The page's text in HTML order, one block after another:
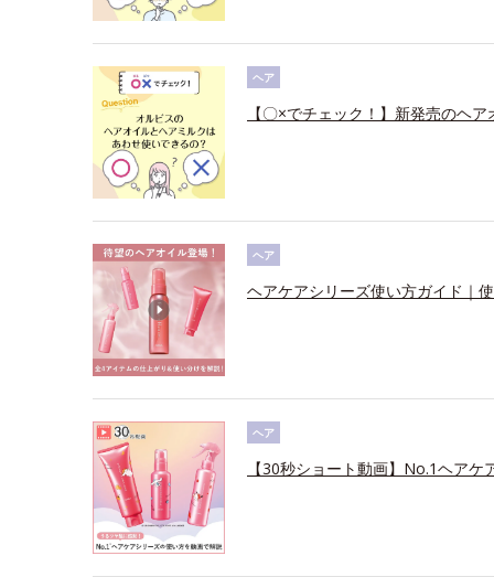
ヘア
【〇×でチェック！】新発売のヘ
ヘア
ヘアケアシリーズ使い方ガイド｜
ヘア
【30秒ショート動画】No.1ヘア